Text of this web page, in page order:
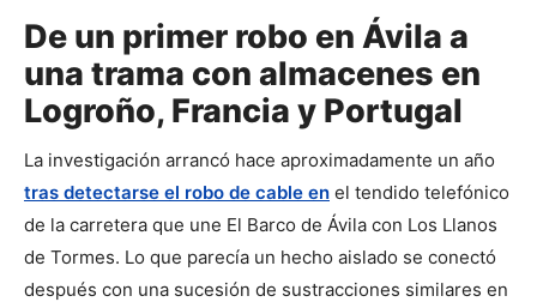
De un primer robo en Ávila a
una trama con almacenes en
Logroño, Francia y Portugal
tras detectarse el robo de cable en el tendido telefónico
de la carretera que une El Barco de Ávila con Los Llanos
de Tormes. Lo que parecía un hecho aislado se conectó
después con una sucesión de sustracciones similares en